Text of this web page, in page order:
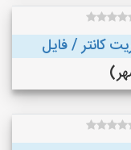
کانتر / فایل